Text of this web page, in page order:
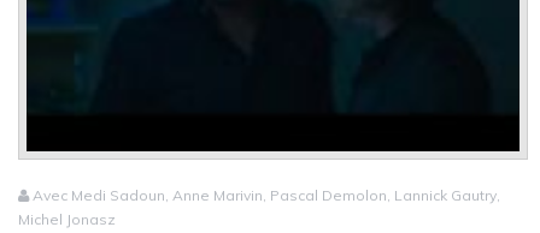
Avec Medi Sadoun, Anne Marivin, Pascal Demolon, Lannick Gautry,
Michel Jonasz